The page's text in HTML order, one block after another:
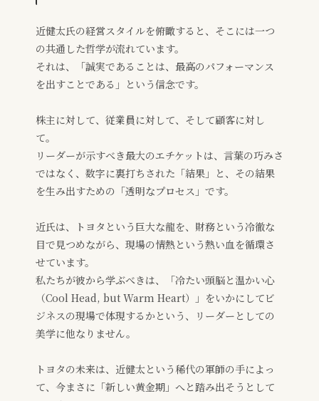
近健太氏の経営スタイルを俯瞰すると、そこには一つ
の共通した哲学が流れています。
それは、「誠実であることは、最高のパフォーマンス
を出すことである」という信念です。
株主に対して、従業員に対して、そして顧客に対し
て。
リーダーが示すべき最大のエチケットは、言葉の巧みさ
ではなく、数字に裏打ちされた「結果」と、その結果
を生み出すための「透明なプロセス」です。
近氏は、トヨタという巨大な龍を、財務という冷徹な
目で見つめながら、現場の情熱という熱い血を循環さ
せています。
私たちが彼から学ぶべきは、「冷たい頭脳と温かい心
（Cool Head, but Warm Heart）」をいかにしてビ
ジネスの現場で体現するかという、リーダーとしての
美学に他なりません。
トヨタの未来は、近健太という稀代の軍師の手によっ
て、今まさに「新しい黄金期」へと踏み出そうとして